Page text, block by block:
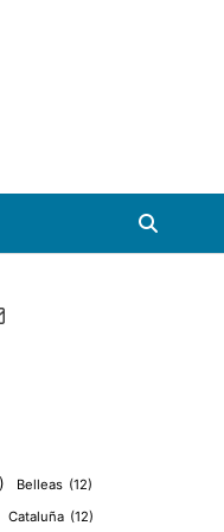
en Polkaverse
electrónico
Belleas (12)
Cataluña (12)